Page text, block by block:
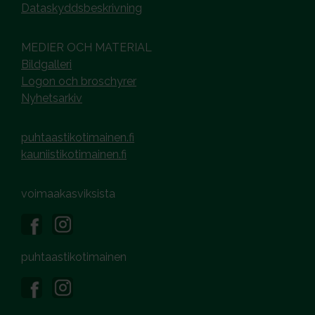
Dataskyddsbeskrivning
MEDIER OCH MATERIAL
Bildgalleri
Logon och broschyrer
Nyhetsarkiv
puhtaastikotimainen.fi
kauniistikotimainen.fi
voimaakasviksista
puhtaastikotimainen